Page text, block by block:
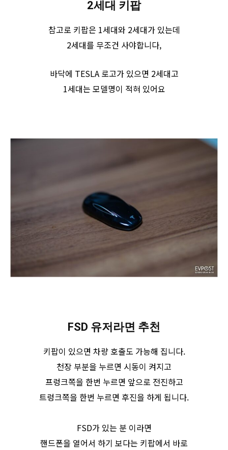
2세대 키팝
참고로 키팝은 1세대와 2세대가 있는데
2세대를 무조건 사야합니다,
바닥에 TESLA 로고가 있으면 2세대고
1세대는 모델명이 적혀 있어요
FSD 유저라면 추천
키팝이 있으면 차량 호출도 가능해 집니다.
천장 부분을 누르면 시동이 켜지고
프렁크쪽을 한번 누르면 앞으로 전진하고
트렁크쪽을 한번 누르면 후진을 하게 됩니다.
FSD가 있는 분 이라면
핸드폰을 열어서 하기 보다는 키팝에서 바로